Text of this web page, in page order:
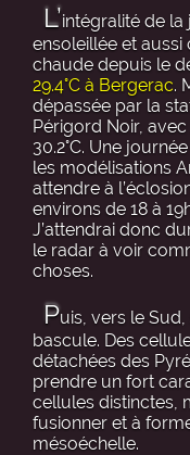
L’intégralité de la
ensoleillée et
chaude depuis le
29.4°C à Bergerac.
dépassée par la
Périgord Noir, avec
30.2°C. Une
les modélisations
attendre à
environs de 18 à
J’attendrai donc
le radar à voir
choses.
Puis, vers le
bascule. Des
détachées des
prendre un fort
cellules distinctes,
fusionner et à
mésoéchelle.